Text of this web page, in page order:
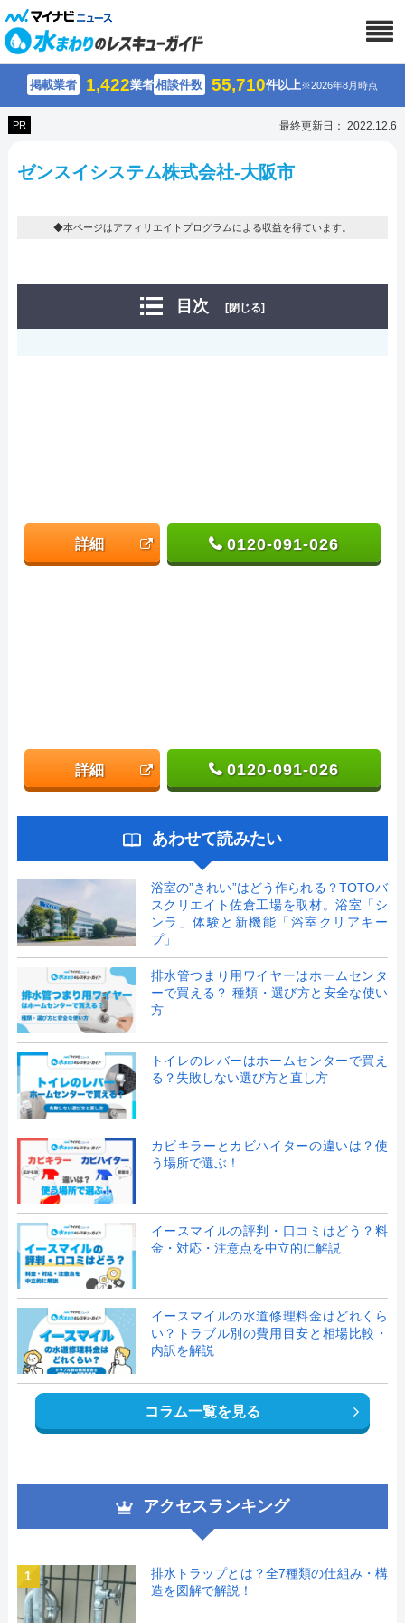
掲載業者 1,422業者相談件数 55,710件以上※2026年8月時点
PR 最終更新日： 2022.12.6
ゼンスイシステム株式会社-大阪市
◆本ページはアフィリエイトプログラムによる収益を得ています。
目次 [閉じる]
詳細 0120-091-026
詳細 0120-091-026
あわせて読みたい
浴室の”きれい”はどう作られる？TOTOバ
スクリエイト佐倉工場を取材。浴室「シ
ンラ」体験と新機能「浴室クリアキー
プ」
排水管つまり用ワイヤーはホームセンタ
ーで買える？ 種類・選び方と安全な使い
方
トイレのレバーはホームセンターで買え
る？失敗しない選び方と直し方
カビキラーとカビハイターの違いは？使
う場所で選ぶ！
イースマイルの評判・口コミはどう？料
金・対応・注意点を中立的に解説
イースマイルの水道修理料金はどれくら
い？トラブル別の費用目安と相場比較・
内訳を解説
コラム一覧を見る
アクセスランキング
1
排水トラップとは？全7種類の仕組み・構
造を図解で解説！